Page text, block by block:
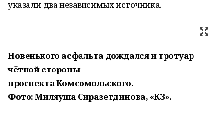
указали два независимых источника.
Новенького асфальта дождался и тротуар
чётной стороны
проспекта Комсомольского.
Фото: Миляуша Сиразетдинова, «КЗ».